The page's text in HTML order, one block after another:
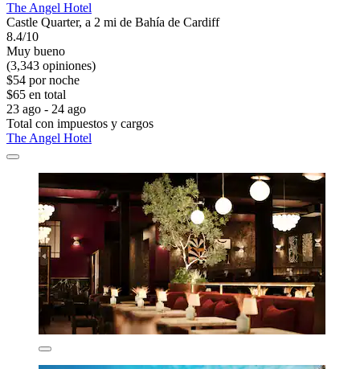
The Angel Hotel
Castle Quarter, a 2 mi de Bahía de Cardiff
8.4/10
Muy bueno
(3,343 opiniones)
$54 por noche
$65 en total
23 ago - 24 ago
Total con impuestos y cargos
The Angel Hotel